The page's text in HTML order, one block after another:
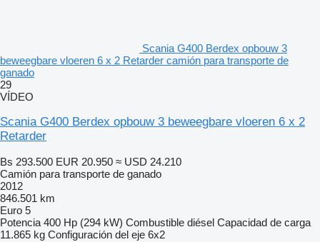
Scania G400 Berdex opbouw 3
beweegbare vloeren 6 x 2 Retarder camión para transporte de
ganado
29
VÍDEO
Scania G400 Berdex opbouw 3 beweegbare vloeren 6 x 2
Retarder
Bs 293.500 EUR 20.950 ≈ USD 24.210
Camión para transporte de ganado
2012
846.501 km
Euro 5
Potencia 400 Hp (294 kW) Combustible diésel Capacidad de carga
11.865 kg Configuración del eje 6x2